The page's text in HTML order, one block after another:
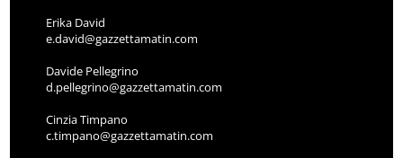
Erika David
e.david@gazzettamatin.com
Davide Pellegrino
d.pellegrino@gazzettamatin.com
Cinzia Timpano
c.timpano@gazzettamatin.com